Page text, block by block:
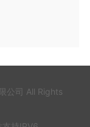
公司 All Rights